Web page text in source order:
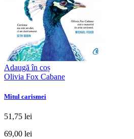
Adaugă în coș
Olivia Fox Cabane
Mitul carismei
51,75 lei
69,00 lei